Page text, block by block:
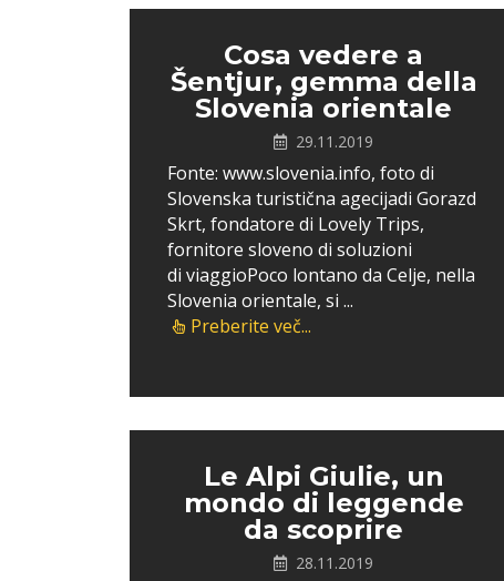
Cosa vedere a
Šentjur, gemma della
Slovenia orientale
29.11.2019
Fonte: www.slovenia.info, foto di
Slovenska turistična agecijadi Gorazd
Skrt, fondatore di Lovely Trips,
fornitore sloveno di soluzioni
di viaggioPoco lontano da Celje, nella
Slovenia orientale, si ...
Preberite več...
Le Alpi Giulie, un
mondo di leggende
da scoprire
28.11.2019